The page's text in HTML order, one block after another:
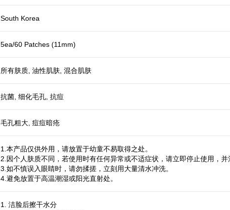
South Korea
5ea/60 Patches (11mm)
所有肤质, 油性肌肤, 混合肌肤
抗菌, 细化毛孔, 抗痘
毛孔粗大, 痘痘暗疮
1.本产品仅供外用，请放置于幼童不易取得之处。
2.因个人肤质不同，若使用时有任何异常或不适症状，请立即停止使用，并
3.如不慎误入眼睛时，请勿揉搓，立刻用大量清水冲洗。
4.避免放置于高温潮湿或阳光直射处。
1. 洁脸后擦干水分